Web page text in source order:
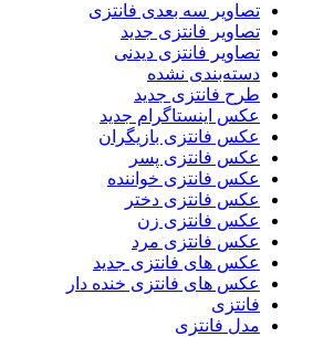
تصاویر سه بعدی فانتزی
تصاویر فانتزی جدید
تصاویر فانتزی دیدنی
دسته‌بندی نشده
طرح فانتزی جدید
عکس اینستاگرام جدید
عکس فانتزی بازیگران
عکس فانتزی پسر
عکس فانتزی خواننده
عکس فانتزی دختر
عکس فانتزی زن
عکس فانتزی مرد
عکس های فانتزی جدید
عکس های فانتزی خنده دار
فانتزی
مدل فانتزی